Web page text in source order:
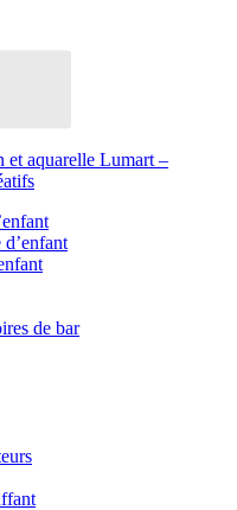
et aquarelle Lumart –
de bar